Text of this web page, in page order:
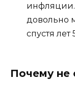
инфляции.
довольно
спустя лет
Почему не